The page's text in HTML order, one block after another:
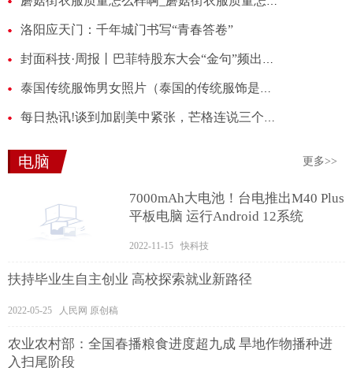
洛阳应天门：千年城门书写“青春答卷”
电脑 更多>>
7000mAh大电池！台电推出M40 Plus
平板电脑 运行Android 12系统
2022-11-15 快科技
扶持毕业生自主创业 高校探索就业新路径
2022-05-25 人民网 原创稿
农业农村部：全国春播粮食进度超九成 旱地作物播种进
入扫尾阶段